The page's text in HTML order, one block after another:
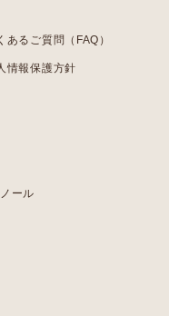
あるご質問（FAQ）
情報保護方針
ール